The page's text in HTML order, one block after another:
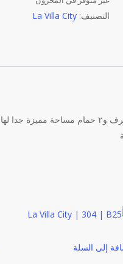
التصنيف:La Villa City
إلى السلة